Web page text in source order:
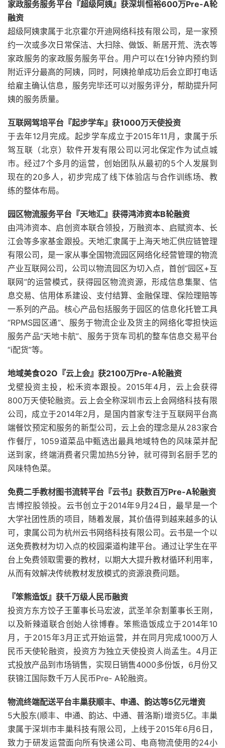
家政服务服务平台『超级阿姨』获深圳恒裕600万Pre-A轮
融资
超级阿姨隶属于北京霍尔开迪网络科技有限公司，是一家预
约一次或多次日常保洁、大扫除、做饭、新居开荒、洗衣等
家政服务的家政服务服务平台。用户可以在1分钟内预约到
附近评分最高的阿姨，同时，阿姨抢单成功后会立即打电话
给雇主确认信息，服务完毕还可以对服务评分，帮助提升阿
姨的服务质量。
互联网驾培平台『起步学车』获1000万天使投资
于去年12月完成。起步学车成立于2015年11月，隶属于乐
驾互联（北京）软件开发有限公司以河北保定作为试点城
市。经过7个多月的运营，创始团队从最初的5个人发展到
现在的20多人，初步完成了线下体验店与合作训练场、教
练的整体布局。
园区物流服务平台『天地汇』获得鸿沛资本B轮融资
由鸿沛资本、启创资本联合领投，万融资本、启赋资本、长
江会等多家基金跟投。天地汇隶属于上海天地汇供应链管理
有限公司，是一家从事全国物流园区网络化经营管理的物流
产业互联网公司，公司以物流园区为切入点，首创“园区+互
联网”的运营模式，获得园区物流资源，形成信息集聚、信
息交易、信用体系建设、支付结算、金融保理、保险理赔等
一系列的产品。核心产品包括服务于园区的信息化托管工具
“RPMS园区通”、服务于物流企业及货主的网络化零担快运
服务产品“天地卡航”、服务于货车司机的整车信息交易平台
“i配货”等。
地域美食O2O『云上会』获2100万Pre-A轮融资
戈壁投资主投，松禾资本跟投。2015年4月，云上会获得
800万天使轮融资。云上会全称深圳市云上会网络科技有限
公司，成立于2014年2月，是国内首家专注于互联网平台高
端餐饮预定和服务的新型公司，云上会的理念是从283家合
作餐厅，1059道菜品中甄选出最具地域特色的风味菜并配
送到家，终端消费者只需加热5分钟，就可得到名厨手艺的
风味特色菜。
免费二手教材图书流转平台『云书』获数百万Pre-A轮融资
吉博控股领投。云书创立于2014年9月24日，最早是一个
大学社团性质的项目，随着发展，其价值得到越来越多的认
可，隶属公司为杭州云书网络科技有限公司。云书是一个以
送免费教材为切入点的校园渠道构建平台。通过让学生在平
台上免费领取需要的教材，以期大大提升教材循环利用率，
从而有效解决传统教材发放模式的资源浪费问题。
『笨熊造饭』获千万级人民币融资
投资方东方饺子王董事长马宏波，武圣羊杂割董事长王刚，
以及新辣道联合创始人徐博春。笨熊造饭成立于2014年10
月，于2015年3月正式开始运营，并在同月完成1000万人
民币天使轮融资，投资方为独立天使投资人尚孟生。4月正
式投放产品到市场销售，实现日销售4000多份饭，6月份又
获锦江国际数千万人民币Pre- A轮融资。
物流终端配送平台丰巢获顺丰、申通、韵达等5亿元增资
5大股东(顺丰、申通、韵达、中通、普洛斯)增资5亿。丰巢
隶属于深圳市丰巢科技有限公司，上线于2015年6月6日，
致力于研发运营面向所有快递公司、电商物流使用的24小